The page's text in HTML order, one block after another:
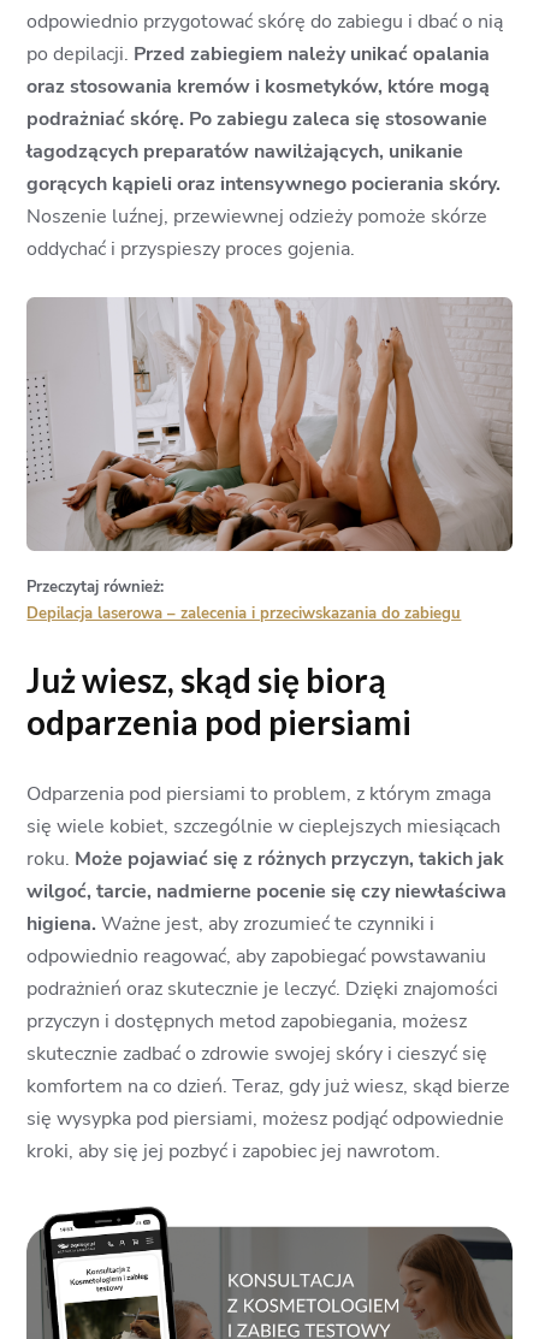
odpowiednio przygotować skórę do zabiegu i dbać o nią
po depilacji. Przed zabiegiem należy unikać opalania
oraz stosowania kremów i kosmetyków, które mogą
podrażniać skórę. Po zabiegu zaleca się stosowanie
łagodzących preparatów nawilżających, unikanie
gorących kąpieli oraz intensywnego pocierania skóry.
Noszenie luźnej, przewiewnej odzieży pomoże skórze
oddychać i przyspieszy proces gojenia.
Przeczytaj również:
Depilacja laserowa – zalecenia i przeciwskazania do zabiegu
Już wiesz, skąd się biorą
odparzenia pod piersiami
Odparzenia pod piersiami to problem, z którym zmaga
się wiele kobiet, szczególnie w cieplejszych miesiącach
roku. Może pojawiać się z różnych przyczyn, takich jak
wilgoć, tarcie, nadmierne pocenie się czy niewłaściwa
higiena. Ważne jest, aby zrozumieć te czynniki i
odpowiednio reagować, aby zapobiegać powstawaniu
podrażnień oraz skutecznie je leczyć. Dzięki znajomości
przyczyn i dostępnych metod zapobiegania, możesz
skutecznie zadbać o zdrowie swojej skóry i cieszyć się
komfortem na co dzień. Teraz, gdy już wiesz, skąd bierze
się wysypka pod piersiami, możesz podjąć odpowiednie
kroki, aby się jej pozbyć i zapobiec jej nawrotom.